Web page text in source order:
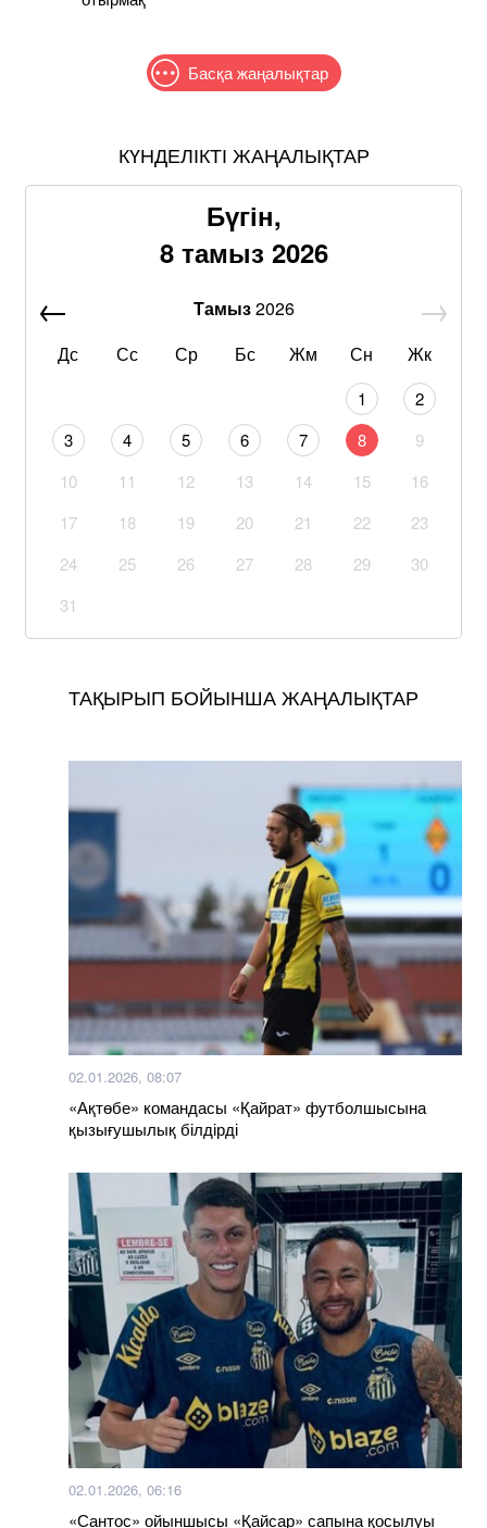
Басқа жаңалықтар
КҮНДЕЛІКТІ ЖАҢАЛЫҚТАР
Бүгін,
8 тамыз 2026
Тамыз2026
Дс
Сс Ср Бс Жм Сн Жк
1
2
3
4 5 6 7 8
9
10
11 12 13 14 15
16
17
18 19 20 21 22
23
24
25 26 27 28 29
30
31
ТАҚЫРЫП БОЙЫНША ЖАҢАЛЫҚТАР
02.01.2026, 08:07
«Ақтөбе» командасы «Қайрат» футболшысына
қызығушылық білдірді
02.01.2026, 06:16
«Сантос» ойыншысы «Қайсар» сапына қосылуы